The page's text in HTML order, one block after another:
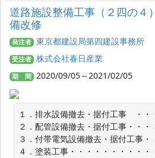
道路施設整備工事（２四の４
備改修
発注者 東京都建設局第四建設事務所
受注者 株式会社春日産業
期 間 2020/09/05～2021/02/05
１．排水設備撤去・据付工事　・・
２．配管設備撤去・据付工事・・・
３．付帯電気設備撤去・据付工事・
４．塗装工事・・・・・・・・・・